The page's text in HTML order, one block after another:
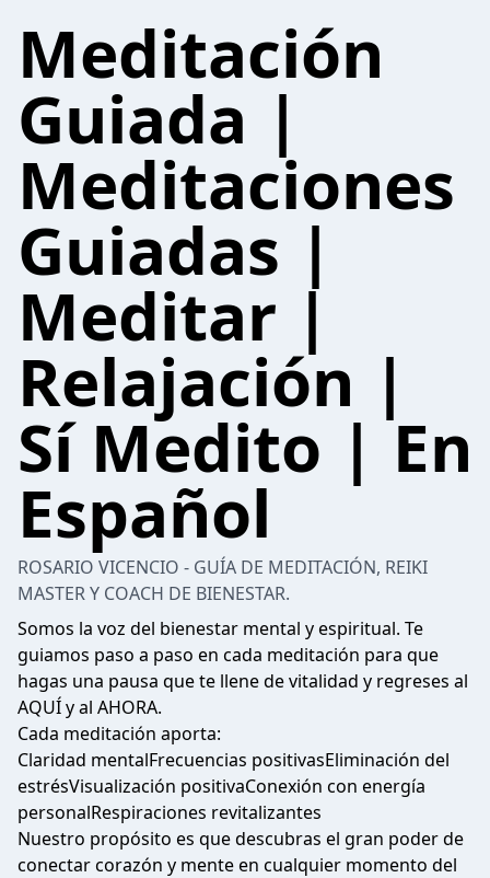
Meditación
Guiada |
Meditaciones
Guiadas |
Meditar |
Relajación |
Sí Medito | En
Español
ROSARIO VICENCIO - GUÍA DE MEDITACIÓN, REIKI
MASTER Y COACH DE BIENESTAR.
Somos la voz del bienestar mental y espiritual. Te
guiamos paso a paso en cada meditación para que
hagas una pausa que te llene de vitalidad y regreses al
AQUÍ y al AHORA.
Cada meditación aporta:
Claridad mentalFrecuencias positivasEliminación del
estrésVisualización positivaConexión con energía
personalRespiraciones revitalizantes
Nuestro propósito es que descubras el gran poder de
conectar corazón y mente en cualquier momento del